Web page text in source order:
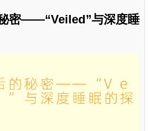
密——“Veiled”与深度睡